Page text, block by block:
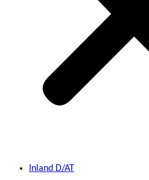
Inland D/AT